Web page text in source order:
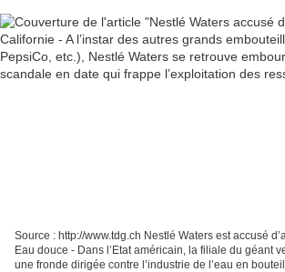
Source : http://www.tdg.ch Nestlé Waters est accusé
Eau douce - Dans l’Etat américain, la filiale du géant
une fronde dirigée contre l’industrie de l’eau en